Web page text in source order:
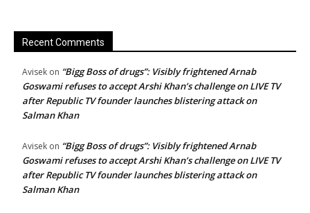
Recent Comments
Avisek on “Bigg Boss of drugs”: Visibly frightened Arnab
Goswami refuses to accept Arshi Khan’s challenge on LIVE TV
after Republic TV founder launches blistering attack on
Salman Khan
Avisek on “Bigg Boss of drugs”: Visibly frightened Arnab
Goswami refuses to accept Arshi Khan’s challenge on LIVE TV
after Republic TV founder launches blistering attack on
Salman Khan